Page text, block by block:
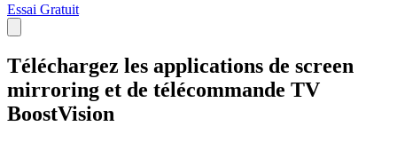
Essai Gratuit
Téléchargez les applications de screen
mirroring et de télécommande TV
BoostVision